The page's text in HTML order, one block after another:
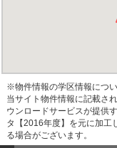
※物件情報の学区情報につ
当サイト物件情報に記載さ
ウンロードサービスが提供
タ【2016年度】を元に加工
る場合がございます。